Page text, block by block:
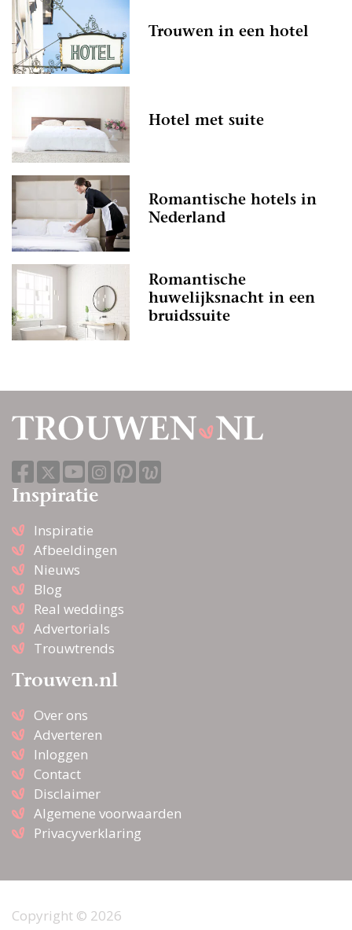
Trouwen in een hotel
Hotel met suite
Romantische hotels in
Nederland
Romantische
huwelijksnacht in een
bruidssuite
Inspiratie
Inspiratie
Afbeeldingen
Nieuws
Blog
Real weddings
Advertorials
Trouwtrends
Trouwen.nl
Over ons
Adverteren
Inloggen
Contact
Disclaimer
Algemene voorwaarden
Privacyverklaring
Copyright © 2026